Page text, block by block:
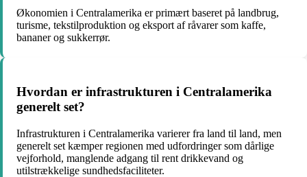
Økonomien i Centralamerika er primært baseret på landbrug,
turisme, tekstilproduktion og eksport af råvarer som kaffe,
bananer og sukkerrør.
Hvordan er infrastrukturen i Centralamerika
generelt set?
Infrastrukturen i Centralamerika varierer fra land til land, men
generelt set kæmper regionen med udfordringer som dårlige
vejforhold, manglende adgang til rent drikkevand og
utilstrækkelige sundhedsfaciliteter.